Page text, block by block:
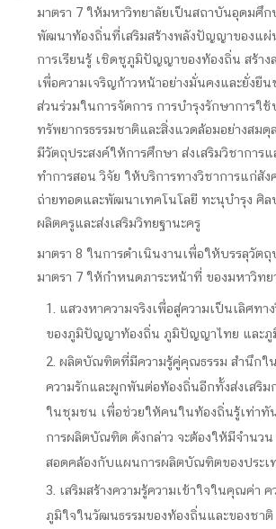
มาตรา 7 ให้มหาวิทยาลัยเป็นสถาบันอุดมศึก
พัฒนาท้องถิ่นที่เสริมสร้างพลังปัญญาของแ
การเรียนรู้ เชิดชูภูมิปัญญาของท้องถิ่น สร้าง
เพื่อความเจริญก้าวหน้าอย่างมั่นคงและยั่งยื
ส่วนร่วมในการจัดการ การบำรุงรักษาการใ
ทรัพยากรธรรมชาติและสิ่งแวดล้อมอย่างสมดุ
มีวัตถุประสงค์ให้การศึกษา ส่งเสริมวิชาการ
ทำการสอน วิจัย ให้บริการทางวิชาการแก่สั
ถ่ายทอดและพัฒนาเทคโนโลยี ทะนุบำรุง ศิล
ผลิตครูและส่งเสริมวิทยฐานะครู
มาตรา 8 ในการดําเนินงานเพื่อให้บรรลุวัตถุ
มาตรา 7 ให้กำหนดภาระหน้าที่ ของมหาวิท
1. แสวงหาความจริงเพื่อสู่ความเป็นเลิศท
ของภูมิปัญญาท้องถิ่น ภูมิปัญญาไทย และ
2. ผลิตบัณฑิตที่มีความรู้คู่คุณธรรม สำนึกใ
ความรักและผูกพันต่อท้องถิ่นอีกทั้งส่งเสริม
ในชุมชน เพื่อช่วยให้คนในท้องถิ่นรู้เท่าทั
การผลิตบัณฑิต ดังกล่าว จะต้องให้มีจำนว
สอดคล้องกับแผนการผลิตบัณฑิตของประเ
3. เสริมสร้างความรู้ความเข้าใจในคุณค่า
ภูมิใจในวัฒนธรรมของท้องถิ่นและของชาติ